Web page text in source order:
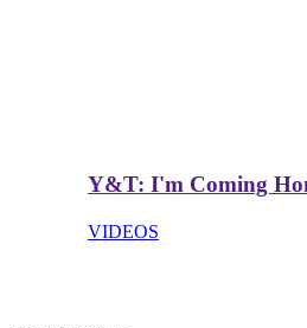
Y&T: I'm Coming
VIDEOS